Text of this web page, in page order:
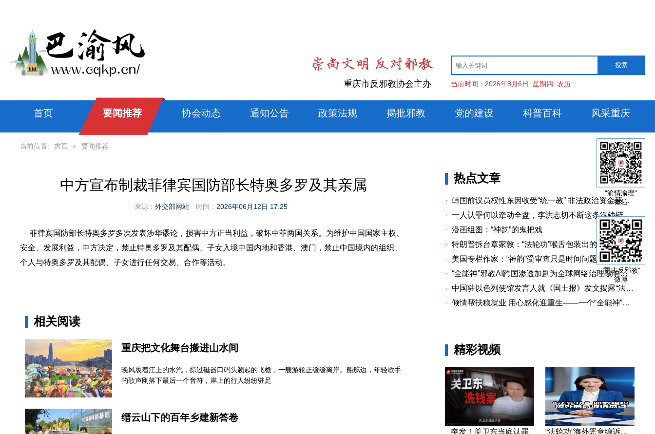
重庆市反邪教协会主办 当前时间： 2026年8月6日 星期四 农历
首页 要闻推荐 协会动态 通知公告 政策法规 揭批邪教 党的建设 科普百科 风采重庆
"渝情渝理"
微信
"重庆反邪教"
微博
当前位置: 首页 > 要闻推荐
中方宣布制裁菲律宾国防部长特奥多罗及其亲属
来源： 外交部网站 时间： 2026年06月12日 17:25
菲律宾国防部长特奥多罗多次发表涉华谬论，损害中方正当利益，破坏中菲两国关系。为维护中国国家主权、
安全、发展利益，中方决定，禁止特奥多罗及其配偶、子女入境中国内地和香港、澳门，禁止中国境内的组织、
个人与特奥多罗及其配偶、子女进行任何交易、合作等活动。
相关阅读
重庆把文化舞台搬进山水间
晚风裹着江上的水汽，掠过磁器口码头翘起的飞檐，一艘游轮正缓缓离岸。船舷边，年轻歌手
的歌声刚落下最后一个音符，岸上的行人纷纷驻足
缙云山下的百年乡建新答卷
热点文章
· 韩国前议员权性东因收受“统一教” 非法政治资金获刑两年
· 一人认罪何以牵动全盘，李洪志切不断这条洗钱链
· 漫画组图：“神韵”的鬼把戏
· 特朗普拆台章家敦：“法轮功”喉舌包装出的“中国专家”
·
美国专栏作家：“神韵”受审查只是时间问题关卫东认罪牵出与《大纪元时报》资金链条
· “全能神”邪教AI跨国渗透加剧为全球网络治理敲响警钟
· 中国驻以色列使馆发言人就《国土报》发文揭露“法轮功”邪教本质答记者问
· 倾情帮扶稳就业 用心感化迎重生——一个“全能神”人员的重生
精彩视频
突发！关卫东当庭认罪 “法轮功”海外恶意缠诉盘点